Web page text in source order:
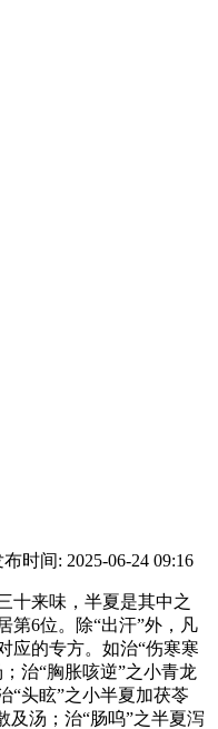
布时间: 2025-06-24 09:16
十来味，半夏是其中之
第6位。除“出汗”外，凡
应的专方。如治“伤寒寒
治“胸胀咳逆”之小青龙
“头眩”之小半夏加茯苓
及汤；治“肠呜”之半夏泻